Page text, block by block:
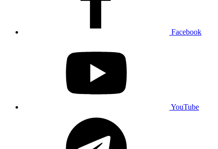
Facebook
YouTube